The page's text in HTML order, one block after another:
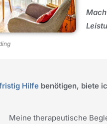
Hilfe benötigen, biete
Meine therapeutische